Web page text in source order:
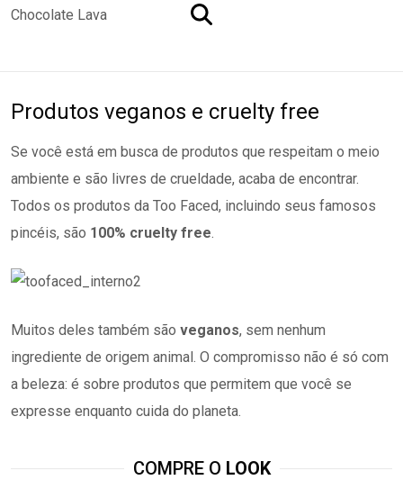
Produtos veganos e cruelty free
Se você está em busca de produtos que respeitam o meio
ambiente e são livres de crueldade, acaba de encontrar.
Todos os produtos da Too Faced, incluindo seus famosos
pincéis, são 100% cruelty free.
Muitos deles também são veganos, sem nenhum
ingrediente de origem animal. O compromisso não é só com
a beleza: é sobre produtos que permitem que você se
expresse enquanto cuida do planeta.
COMPRE O LOOK